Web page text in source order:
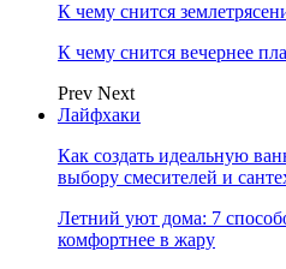
К чему снится
К чему снится вечернее
Prev Next
Лайфхаки
Как создать идеальную
выбору смесителей и
Летний уют дома: 7
комфортнее в жару